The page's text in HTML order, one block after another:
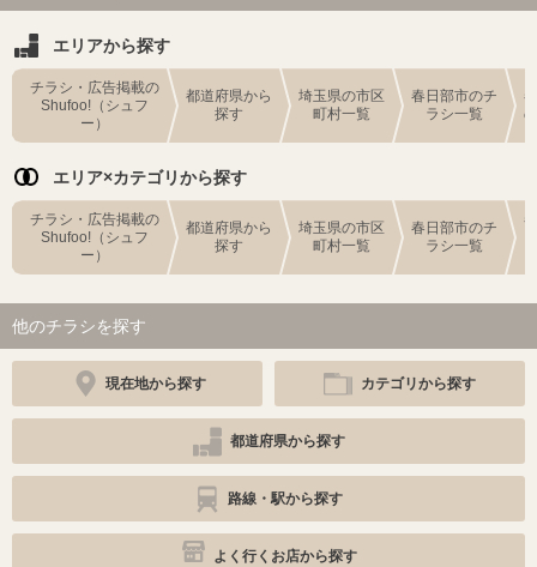
エリアから探す
チラシ・広告掲載の
Shufoo!（シュフ
ー）
都道府県から
探す
埼玉県の市区
町村一覧
春日部市のチ
ラシ一覧
エリア×カテゴリから探す
チラシ・広告掲載の
Shufoo!（シュフ
ー）
都道府県から
探す
埼玉県の市区
町村一覧
春日部市のチ
ラシ一覧
他のチラシを探す
現在地から探す カテゴリから探す
都道府県から探す
路線・駅から探す
よく行くお店から探す